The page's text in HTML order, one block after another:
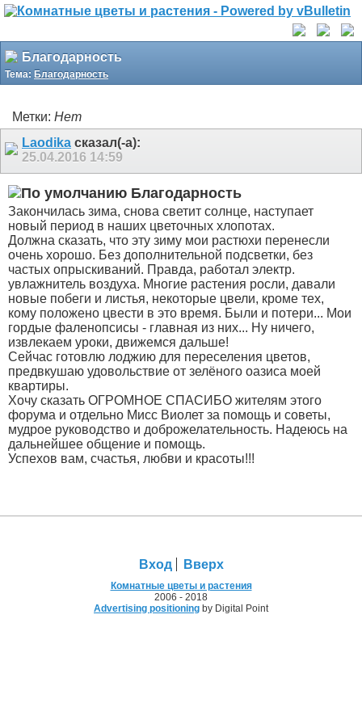
Благодарность
Тема: Благодарность
Метки: Нет
Laodika сказал(-а):
25.04.2016 14:59
Благодарность
Закончилась зима, снова светит солнце, наступает
новый период в наших цветочных хлопотах.
Должна сказать, что эту зиму мои растюхи перенесли
очень хорошо. Без дополнительной подсветки, без
частых опрыскиваний. Правда, работал электр.
увлажнитель воздуха. Многие растения росли, давали
новые побеги и листья, некоторые цвели, кроме тех,
кому положено цвести в это время. Были и потери... Мои
гордые фаленопсисы - главная из них... Ну ничего,
извлекаем уроки, движемся дальше!
Сейчас готовлю лоджию для переселения цветов,
предвкушаю удовольствие от зелёного оазиса моей
квартиры.
Хочу сказать ОГРОМНОЕ СПАСИБО жителям этого
форума и отдельно Мисс Виолет за помощь и советы,
мудрое руководство и доброжелательность. Надеюсь на
дальнейшее общение и помощь.
Успехов вам, счастья, любви и красоты!!!
Вход Вверх
Комнатные цветы и растения
2006 - 2018
Advertising positioning by Digital Point